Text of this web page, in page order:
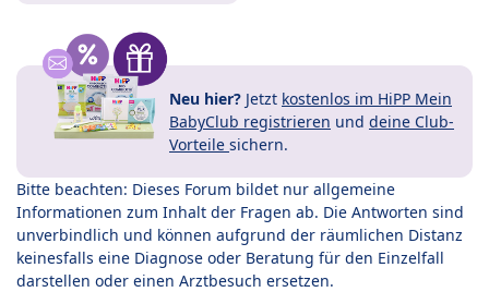
Neu hier? Jetzt kostenlos im HiPP Mein
BabyClub registrieren und deine Club-
Vorteile sichern.
Bitte beachten: Dieses Forum bildet nur allgemeine
Informationen zum Inhalt der Fragen ab. Die Antworten sind
unverbindlich und können aufgrund der räumlichen Distanz
keinesfalls eine Diagnose oder Beratung für den Einzelfall
darstellen oder einen Arztbesuch ersetzen.